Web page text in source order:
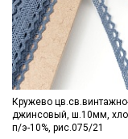
Кружево
джинсовый, ш.10мм,
п/э-10%, рис.075/21
Секретная
Мы